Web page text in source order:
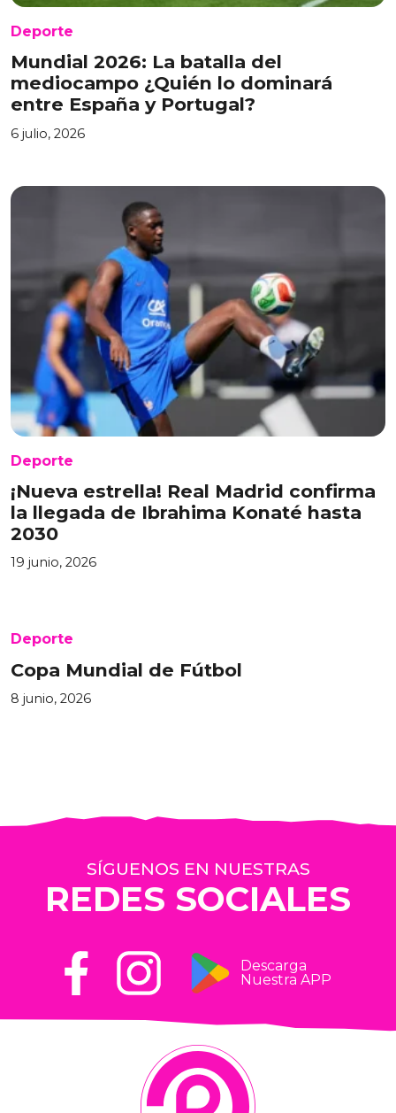
Deporte
Mundial 2026: La batalla del
mediocampo ¿Quién lo dominará
entre España y Portugal?
6 julio, 2026
Deporte
¡Nueva estrella! Real Madrid confirma
la llegada de Ibrahima Konaté hasta
2030
19 junio, 2026
Deporte
Copa Mundial de Fútbol
8 junio, 2026
SÍGUENOS EN NUESTRAS
REDES SOCIALES
Descarga
Nuestra APP